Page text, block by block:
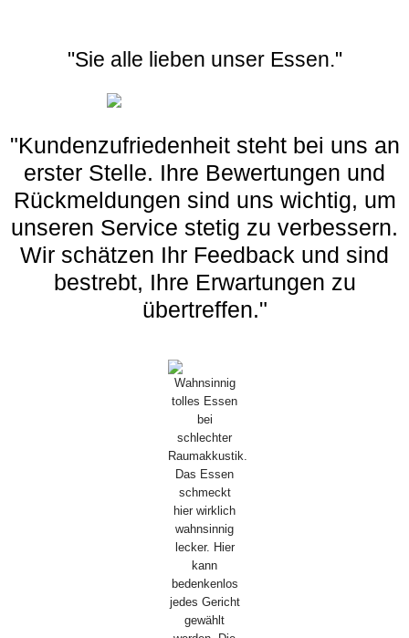
"Sie alle lieben unser Essen."
"Kundenzufriedenheit steht bei uns an
erster Stelle. Ihre Bewertungen und
Rückmeldungen sind uns wichtig, um
unseren Service stetig zu verbessern.
Wir schätzen Ihr Feedback und sind
bestrebt, Ihre Erwartungen zu
übertreffen."